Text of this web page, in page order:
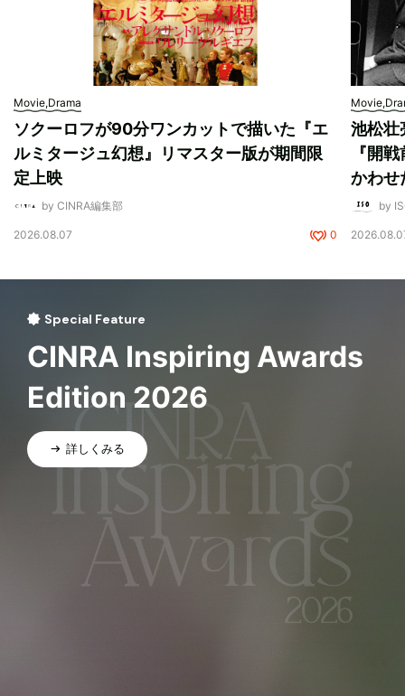
Movie,Drama
ソクーロフが90分ワンカットで描いた『エ
ルミタージュ幻想』リマスター版が期間限
定上映
by CINRA編集部
2026.08.07 0
池松壮
『開
かわせ
by
Special Feature
CINRA Inspiring Awards
Edition 2026
詳しくみる